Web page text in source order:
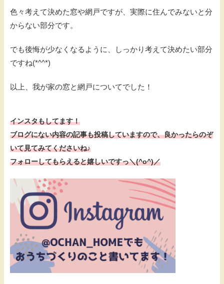
色々考えて決めた窓や網戸ですが、実際に住んでみないと分
からない部分です。
でも後悔が少なくなるように、しっかり考えて決めたい部分
ですね(*^^*)
以上、我が家の窓と網戸についてでした！
インスタもしてます！
ブログにない内容の記事も投稿していますので、良かったらのぞ
いて見てみてくださいね♪
フォローしてもらえると嬉しいですっ＼(^o^)／